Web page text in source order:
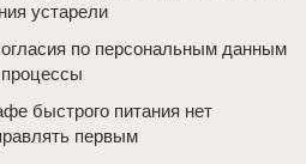
устарели
по персональным данным
быстрого питания нет
первым